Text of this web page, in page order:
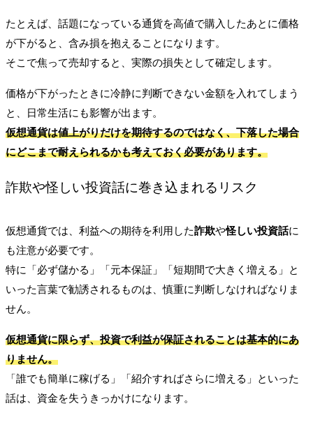
たとえば、話題になっている通貨を高値で購入したあとに価格
が下がると、含み損を抱えることになります。
そこで焦って売却すると、実際の損失として確定します。
価格が下がったときに冷静に判断できない金額を入れてしまう
と、日常生活にも影響が出ます。
仮想通貨は値上がりだけを期待するのではなく、下落した場合
にどこまで耐えられるかも考えておく必要があります。
詐欺や怪しい投資話に巻き込まれるリスク
仮想通貨では、利益への期待を利用した詐欺や怪しい投資話に
も注意が必要です。
特に「必ず儲かる」「元本保証」「短期間で大きく増える」と
いった言葉で勧誘されるものは、慎重に判断しなければなりま
せん。
仮想通貨に限らず、投資で利益が保証されることは基本的にあ
りません。
「誰でも簡単に稼げる」「紹介すればさらに増える」といった
話は、資金を失うきっかけになります。